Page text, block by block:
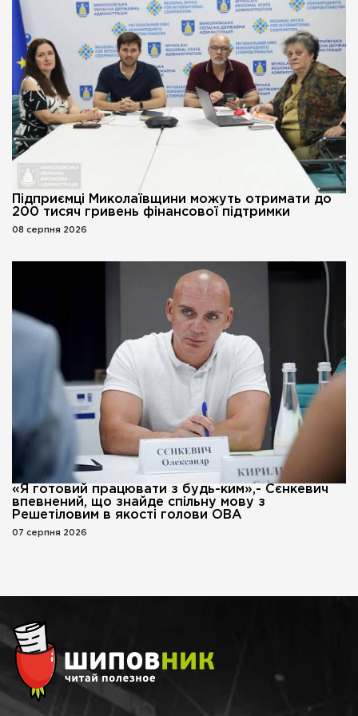
Підприємці Миколаївщини можуть отримати до
200 тисяч гривень фінансової підтримки
08 серпня 2026
«Я готовий працювати з будь-ким»,- Сєнкевич
впевнений, що знайде спільну мову з
Решетіловим в якості голови ОВА
07 серпня 2026